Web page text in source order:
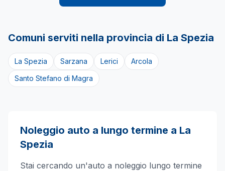
Comuni serviti nella provincia di La Spezia
La Spezia Sarzana Lerici
Arcola
Santo Stefano di Magra
Noleggio auto a lungo termine a La
Spezia
Stai cercando un'auto a noleggio lungo termine